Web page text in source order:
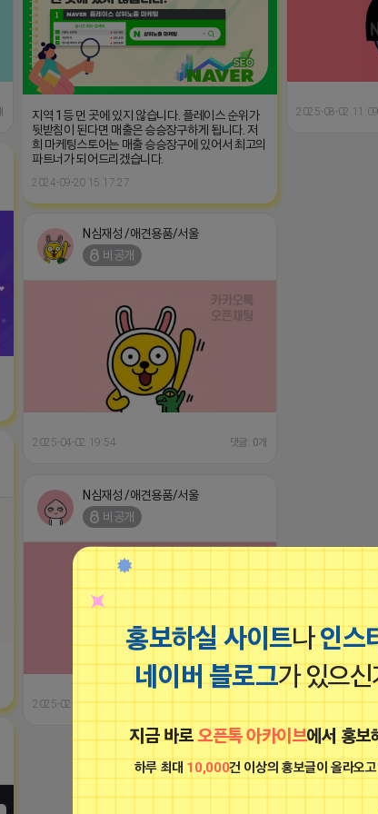
홍보하실 사이트나인스
네이버 블로그가 있으
지금 바로오픈톡 아카이브에서 홍보
하루 최대 10,000건 이상의 홍보글이 올라오
지역 1등 먼 곳에 있지 않습니다. 플레이스 순위가
뒷받침이 된다면 매출은 승승장구하게 됩니다. 저
희 마케팅스토어는 매출 승승장구에 있어서 최고의
파트너가 되어드리겠습니다.
2024-09-20 15:17:27
2025-08-02 11:09
N심재성 /애견용품/서울
비공개
2025-04-02 19:54 댓글: 0개
N심재성 /애견용품/서울
비공개
2025-02-24 11:00 댓글: 0개
N심